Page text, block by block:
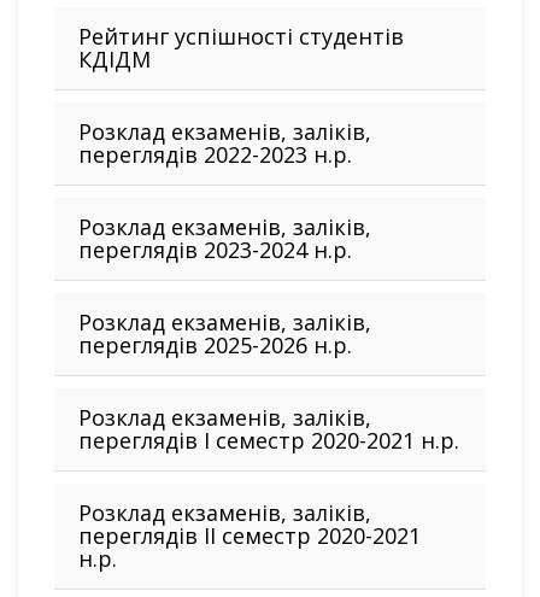
Рейтинг успішності студентів
КДІДМ
Розклад екзаменів, заліків,
переглядів 2022-2023 н.р.
Розклад екзаменів, заліків,
переглядів 2023-2024 н.р.
Розклад екзаменів, заліків,
переглядів 2025-2026 н.р.
Розклад екзаменів, заліків,
переглядів I семестр 2020-2021 н.р.
Розклад екзаменів, заліків,
переглядів IІ семестр 2020-2021
н.р.